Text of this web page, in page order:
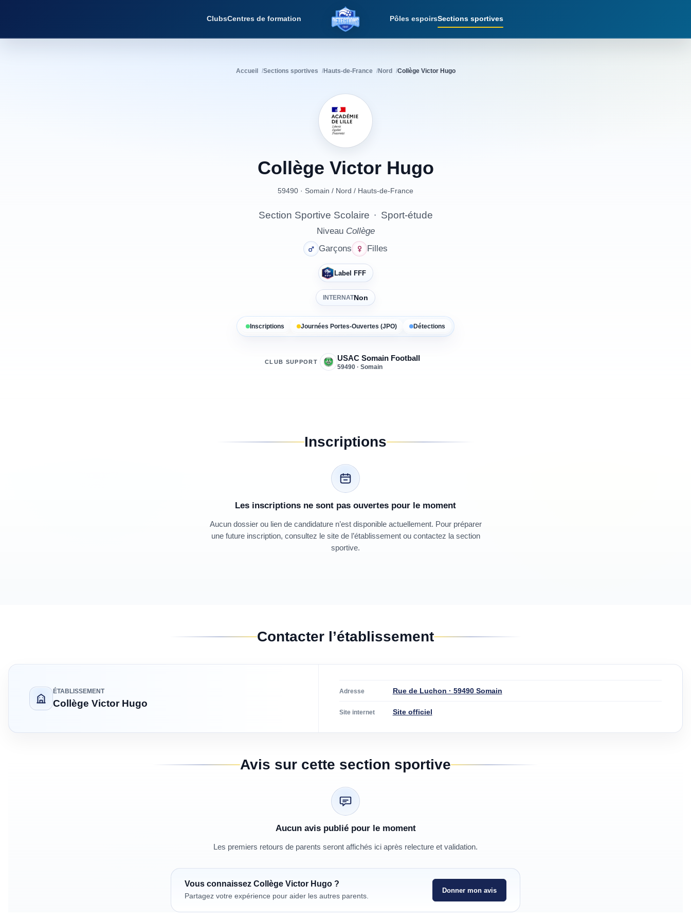
ClubsCentres de formation
Détections Foot
Pôles espoirsSections sportives
Accueil Sections sportives Hauts-de-France Nord Collège Victor Hugo
Collège Victor Hugo
59490 · Somain / Nord / Hauts-de-France
Section Sportive Scolaire · Sport-étude
Niveau Collège
Garçons
Filles
Label FFF
INTERNATNon
Inscriptions Journées Portes-Ouvertes (JPO) Détections
CLUB SUPPORT USAC Somain Football
59490 · Somain
Inscriptions
Les inscriptions ne sont pas ouvertes pour le moment
Aucun dossier ou lien de candidature n’est disponible actuellement. Pour préparer
une future inscription, consultez le site de l’établissement ou contactez la section
sportive.
Contacter l’établissement
ÉTABLISSEMENT
Collège Victor Hugo
Adresse Rue de Luchon · 59490 Somain
Site internet Site officiel
Avis sur cette section sportive
Aucun avis publié pour le moment
Les premiers retours de parents seront affichés ici après relecture et validation.
Vous connaissez Collège Victor Hugo ?
Partagez votre expérience pour aider les autres parents.
Donner mon avis